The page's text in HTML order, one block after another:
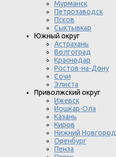
Мурманск
Петрозаводск
Псков
Сыктывкар
Южный округ
Астрахань
Волгоград
Краснодар
Ростов-на-Дону
Сочи
Элиста
Приволжский округ
Ижевск
Йошкар-Ола
Казань
Киров
Нижний Новгород
Оренбург
Пенза